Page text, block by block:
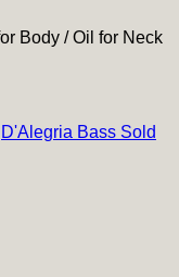
Body / Oil for Neck
D'Alegria Bass Sold